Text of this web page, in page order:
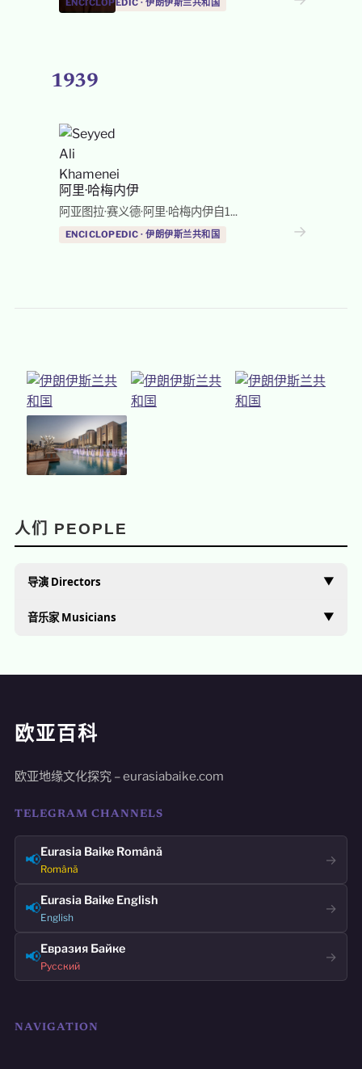
ENCICLOPEDIC · 伊朗伊斯兰共和国
1939
阿里·哈梅内伊
阿亚图拉·赛义德·阿里·哈梅内伊自1...
ENCICLOPEDIC · 伊朗伊斯兰共和国 →
人们 PEOPLE
导演 Directors ▼
音乐家 Musicians ▼
欧亚百科
欧亚地缘文化探究 – eurasiabaike.com
TELEGRAM CHANNELS
📢Eurasia Baike Română
Română
→
📢Eurasia Baike English
English
→
📢Евразия Байке
Русский
→
NAVIGATION